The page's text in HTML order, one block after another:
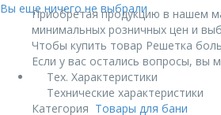
Вы еще ничего не выбрали
Приобретая продукцию в нашем
минимальных розничных цен и
Чтобы купить товар Решетка
Если у вас остались вопросы,
Тех. Характеристики
Технические характеристики
Категория Товары для бани